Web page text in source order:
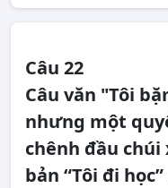
Câu 22
Câu văn "Tôi
nhưng một
chênh đầu
bản “Tôi đi